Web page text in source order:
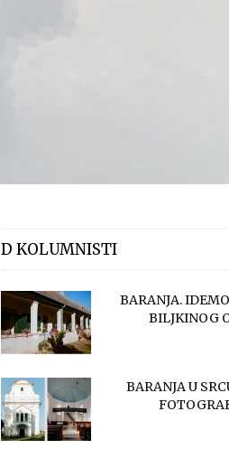
D KOLUMNISTI
BARANJA.
BILJKINOG
BARANJA U